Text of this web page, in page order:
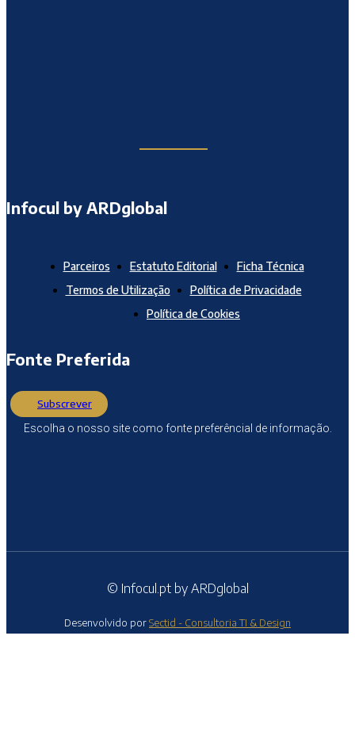
Infocul by ARDglobal
Parceiros Estatuto Editorial
Ficha Técnica
Termos de Utilização
Política de Privacidade
Política de Cookies
Fonte Preferida
Subscrever
Escolha o nosso site como fonte preferêncial de informação.
© Infocul.pt by ARDglobal
Desenvolvido porSectid - Consultoria TI & Design